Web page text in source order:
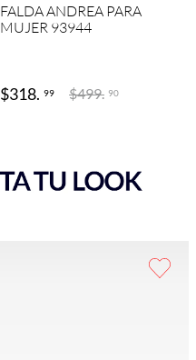
FALDA ANDREA PARA
MUJER 93944
$318. 99 $499. 90